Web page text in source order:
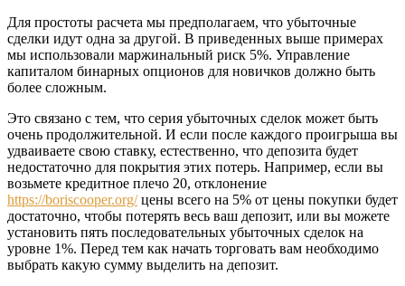
Для простоты расчета мы предполагаем, что убыточные
сделки идут одна за другой. В приведенных выше примерах
мы использовали маржинальный риск 5%. Управление
капиталом бинарных опционов для новичков должно быть
более сложным.
Это связано с тем, что серия убыточных сделок может быть
очень продолжительной. И если после каждого проигрыша вы
удваиваете свою ставку, естественно, что депозита будет
недостаточно для покрытия этих потерь. Например, если вы
возьмете кредитное плечо 20, отклонение
https://boriscooper.org/цены всего на 5% от цены покупки будет
достаточно, чтобы потерять весь ваш депозит, или вы можете
установить пять последовательных убыточных сделок на
уровне 1%. Перед тем как начать торговать вам необходимо
выбрать какую сумму выделить на депозит.